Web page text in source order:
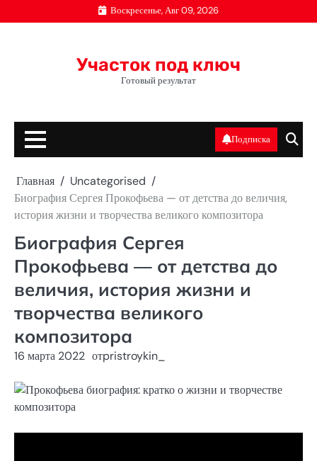
к
Воскресенье, Авг 09, 2026
Участок под ключ
Готовый результат
Подписка
Главная
Uncategorised
Биография Сергея Прокофьева — от детства до величия,
история жизни и творчества великого композитора
Биография Сергея
Прокофьева — от детства до
величия, история жизни и
творчества великого
композитора
16 марта 2022 отpristroykin_